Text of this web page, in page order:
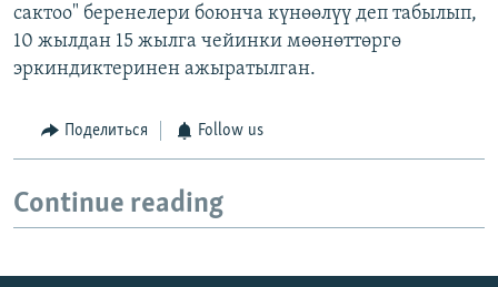
сактоо" беренелери боюнча күнөөлүү деп табылып,
10 жылдан 15 жылга чейинки мөөнөттөргө
эркиндиктеринен ажыратылган.
Поделиться Follow us
Continue reading